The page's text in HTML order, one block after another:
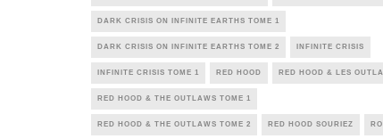
DARK CRISIS ON INFINITE EARTHS TOME 1
DARK CRISIS ON INFINITE EARTHS TOME 2 INFINITE CRISIS
INFINITE CRISIS TOME 1 RED HOOD RED HOOD & LES
RED HOOD & THE OUTLAWS TOME 1
RED HOOD & THE OUTLAWS TOME 2 RED HOOD SOURIEZ